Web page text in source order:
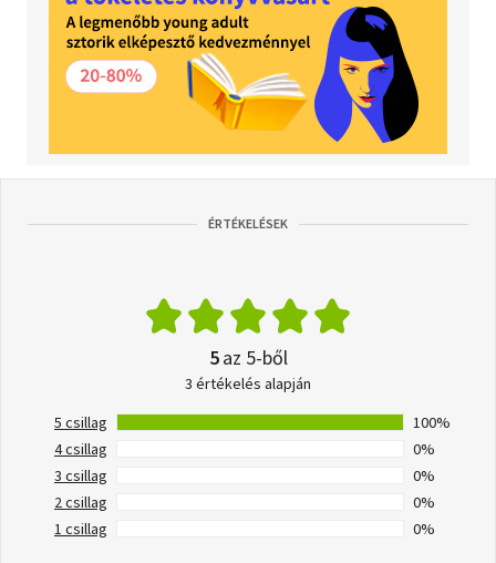
ÉRTÉKELÉSEK
5az 5-ből
3 értékelés alapján
5 csillag
100%
4 csillag
0%
3 csillag
0%
2 csillag
0%
1 csillag
0%